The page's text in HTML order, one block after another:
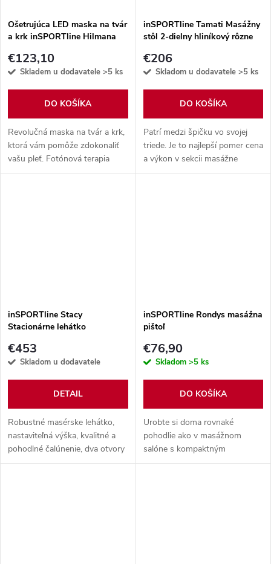
v
Ošetrujúca LED maska na tvár
a krk inSPORTline Hilmana
€123,10
Skladem u dodavatele >5 ks
DO KOŠÍKA
Revolučná maska na tvár a krk,
ktorá vám pomôže zdokonaliť
vašu pleť. Fotónová terapia
patrí medzi najefektívnejšie
inSPORTline Tamati Masážny
stôl 2-dielny hliníkový rôzne
€206
Skladom u dodavatele >5 ks
DO KOŠÍKA
Patrí medzi špičku vo svojej
triede. Je to najlepší pomer cena
a výkon v sekcii masážne
ležadlo. Viac informácií v
inSPORTline Stacy
Stacionárne lehátko
€453
Skladom u dodavatele
DETAIL
Robustné masérske lehátko,
nastaviteľná výška, kvalitné a
pohodlné čalúnenie, dva otvory
na tvár, polohovateľná chrbtová
inSPORTline Rondys masážna
pištoľ
€76,90
Skladom >5 ks
DO KOŠÍKA
Urobte si doma rovnaké
pohodlie ako v masážnom
salóne s kompaktným
bezdrôtovým masážnym